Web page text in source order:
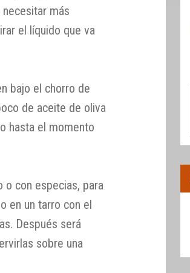
más
el líquido que va
bajo el chorro de
de aceite de oliva
hasta el momento
o con especias, para
en un tarro con el
Después será
sobre una